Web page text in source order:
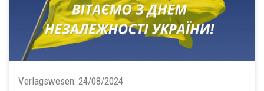
Verlagswesen: 24/08/2024